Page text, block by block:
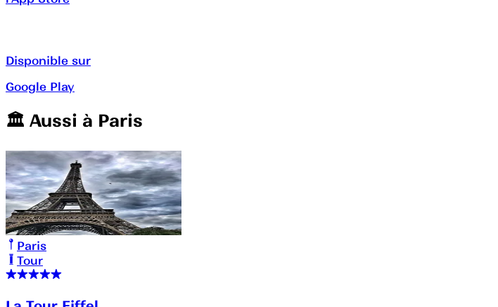
Disponible sur
Google Play
🏛️️ Aussi à Paris
Paris
Tour